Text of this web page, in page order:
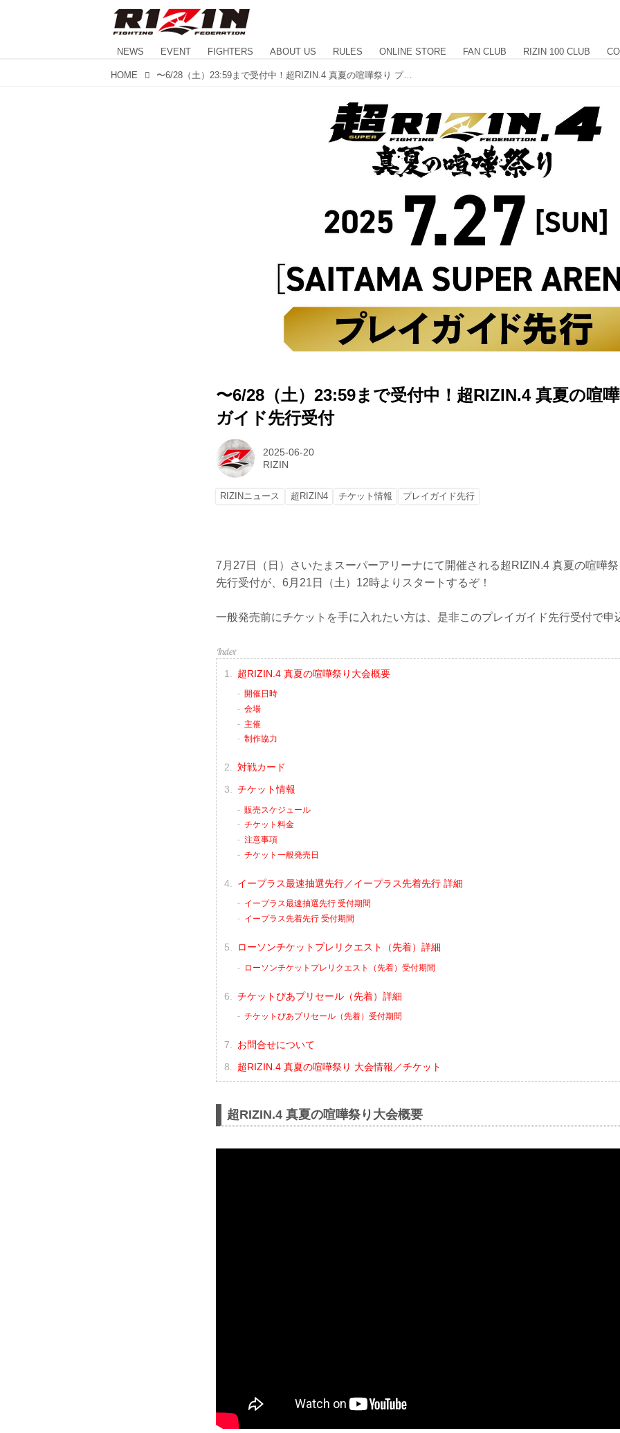
NEWS EVENT FIGHTERS ABOUT US RULES ONLINE STORE FAN CLUB RIZIN 100 CLUB
HOME 〜6/28（土）23:59まで受付中！超RIZIN.4 真夏の喧嘩祭り プレイガイド先行受付
〜6/28（土）23:59まで受付中！超RIZIN.4 真夏の喧
ガイド先行受付
2025-06-20
RIZIN
RIZINニュース 超RIZIN4 チケット情報 プレイガイド先行
7月27日（日）さいたまスーパーアリーナにて開催される超RIZIN.4 真夏の喧嘩
先行受付が、6月21日（土）12時よりスタートするぞ！
一般発売前にチケットを手に入れたい方は、是非このプレイガイド先行受付で申
超RIZIN.4 真夏の喧嘩祭り大会概要
開催日時
会場
主催
制作協力
対戦カード
チケット情報
販売スケジュール
チケット料金
注意事項
チケット一般発売日
イープラス最速抽選先行／イープラス先着先行 詳細
イープラス最速抽選先行 受付期間
イープラス先着先行 受付期間
ローソンチケットプレリクエスト（先着）詳細
ローソンチケットプレリクエスト（先着）受付期間
チケットぴあプリセール（先着）詳細
チケットぴあプリセール（先着）受付期間
お問合せについて
超RIZIN.4 真夏の喧嘩祭り 大会情報／チケット
超RIZIN.4 真夏の喧嘩祭り大会概要